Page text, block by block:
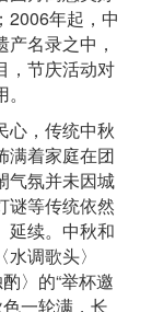
2006年起，中
名录之中，
，节庆活动对
心，传统中秋
满着家庭在团
气氛并未因城
谜等传统依然
延续。中秋和
调歌头〉
〉的“举杯邀
一轮满，长